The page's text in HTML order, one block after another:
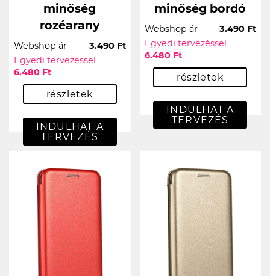
minőség
rozéarany
Webshop ár
3.490 Ft
Egyedi tervezéssel
6.480 Ft
részletek
INDULHAT A
TERVEZÉS
minőség bordó
Webshop ár
3.490 Ft
Egyedi tervezéssel
6.480 Ft
részletek
INDULHAT A
TERVEZÉS